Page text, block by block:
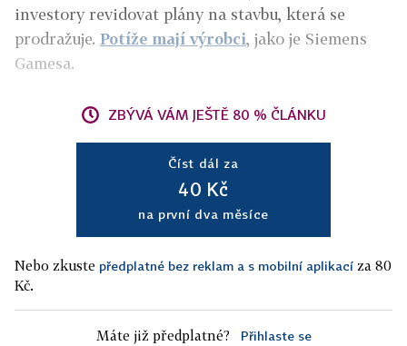
investory revidovat plány na stavbu, která se
prodražuje. Potíže mají výrobci, jako je Siemens
Gamesa.
ZBÝVÁ VÁM JEŠTĚ 80 % ČLÁNKU
Číst dál za
40 Kč
na první dva měsíce
Nebo zkuste předplatné bez reklam a s mobilní aplikací za 80
Kč.
Máte již předplatné? Přihlaste se